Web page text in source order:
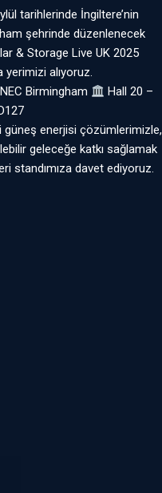
tarihlerinde İngiltere’nin
şehrinde düzenlenecek
& Storage Live UK 2025
yerimizi alıyoruz.
Birmingham
Hall 20 –
güneş enerjisi çözümlerimizle,
geleceğe katkı sağlamak
standımıza davet ediyoruz.